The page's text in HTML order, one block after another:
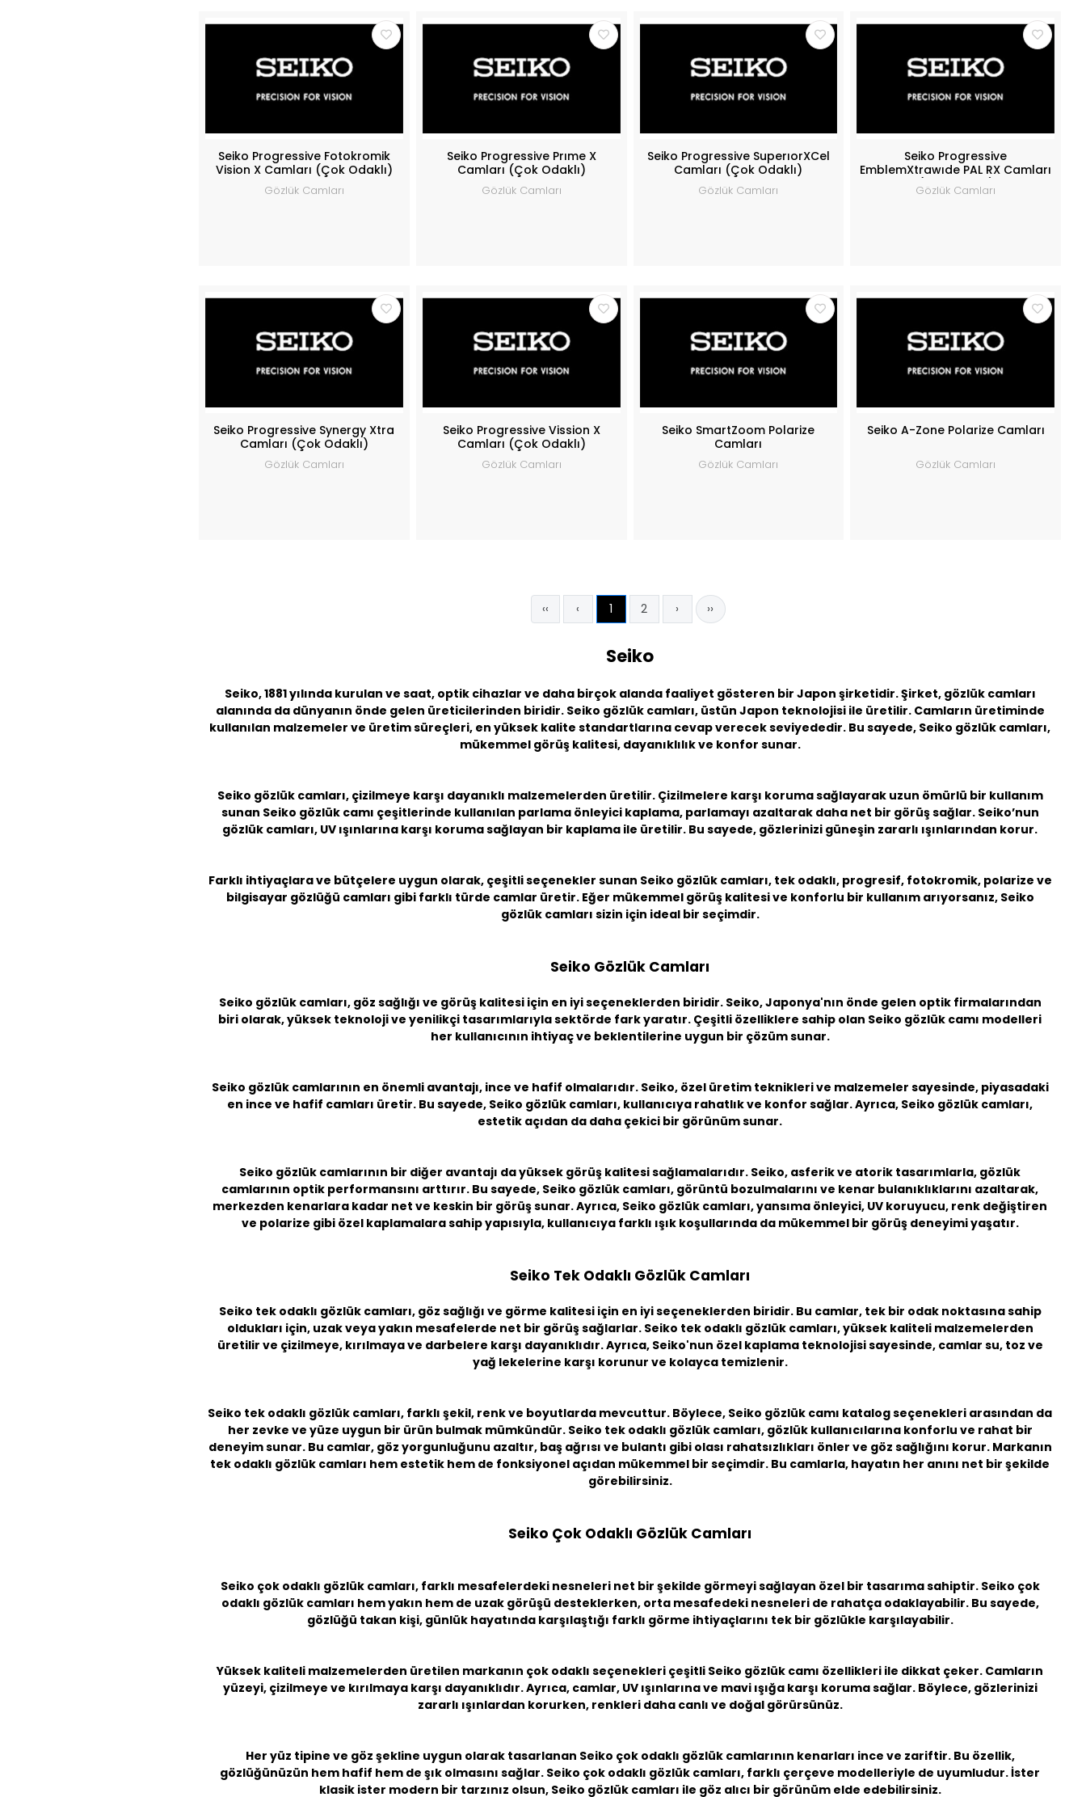
Seiko Progressive Fotokromik
Vision X Camları (Çok Odaklı)
Gözlük Camları
Seiko Progressive Prıme X
Camları (Çok Odaklı)
Gözlük Camları
Seiko Progressive SuperıorXCel
Camları (Çok Odaklı)
Gözlük Camları
Seiko Progressive
EmblemXtrawıde PAL RX Camları
(Çok odaklı)
Gözlük Camları
Seiko Progressive Synergy Xtra
Camları (Çok Odaklı)
Gözlük Camları
Seiko Progressive Vission X
Camları (Çok Odaklı)
Gözlük Camları
Seiko SmartZoom Polarize
Camları
Gözlük Camları
Seiko A-Zone Polarize Camları
Gözlük Camları
‹‹ ‹ 1 2 › ››
Seiko
Seiko, 1881 yılında kurulan ve saat, optik cihazlar ve daha birçok alanda faaliyet gösteren bir Japon şirketidir. Şirket, gözlük camları
alanında da dünyanın önde gelen üreticilerinden biridir. Seiko gözlük camları, üstün Japon teknolojisi ile üretilir. Camların üretiminde
kullanılan malzemeler ve üretim süreçleri, en yüksek kalite standartlarına cevap verecek seviyededir. Bu sayede, Seiko gözlük camları,
mükemmel görüş kalitesi, dayanıklılık ve konfor sunar.
Seiko gözlük camları, çizilmeye karşı dayanıklı malzemelerden üretilir. Çizilmelere karşı koruma sağlayarak uzun ömürlü bir kullanım
sunan Seiko gözlük camı çeşitlerinde kullanılan parlama önleyici kaplama, parlamayı azaltarak daha net bir görüş sağlar. Seiko’nun
gözlük camları, UV ışınlarına karşı koruma sağlayan bir kaplama ile üretilir. Bu sayede, gözlerinizi güneşin zararlı ışınlarından korur.
Farklı ihtiyaçlara ve bütçelere uygun olarak, çeşitli seçenekler sunan Seiko gözlük camları, tek odaklı, progresif, fotokromik, polarize ve
bilgisayar gözlüğü camları gibi farklı türde camlar üretir. Eğer mükemmel görüş kalitesi ve konforlu bir kullanım arıyorsanız, Seiko
gözlük camları sizin için ideal bir seçimdir.
Seiko Gözlük Camları
Seiko gözlük camları, göz sağlığı ve görüş kalitesi için en iyi seçeneklerden biridir. Seiko, Japonya'nın önde gelen optik firmalarından
biri olarak, yüksek teknoloji ve yenilikçi tasarımlarıyla sektörde fark yaratır. Çeşitli özelliklere sahip olan Seiko gözlük camı modelleri
her kullanıcının ihtiyaç ve beklentilerine uygun bir çözüm sunar.
Seiko gözlük camlarının en önemli avantajı, ince ve hafif olmalarıdır. Seiko, özel üretim teknikleri ve malzemeler sayesinde, piyasadaki
en ince ve hafif camları üretir. Bu sayede, Seiko gözlük camları, kullanıcıya rahatlık ve konfor sağlar. Ayrıca, Seiko gözlük camları,
estetik açıdan da daha çekici bir görünüm sunar.
Seiko gözlük camlarının bir diğer avantajı da yüksek görüş kalitesi sağlamalarıdır. Seiko, asferik ve atorik tasarımlarla, gözlük
camlarının optik performansını arttırır. Bu sayede, Seiko gözlük camları, görüntü bozulmalarını ve kenar bulanıklıklarını azaltarak,
merkezden kenarlara kadar net ve keskin bir görüş sunar. Ayrıca, Seiko gözlük camları, yansıma önleyici, UV koruyucu, renk değiştiren
ve polarize gibi özel kaplamalara sahip yapısıyla, kullanıcıya farklı ışık koşullarında da mükemmel bir görüş deneyimi yaşatır.
Seiko Tek Odaklı Gözlük Camları
Seiko tek odaklı gözlük camları, göz sağlığı ve görme kalitesi için en iyi seçeneklerden biridir. Bu camlar, tek bir odak noktasına sahip
oldukları için, uzak veya yakın mesafelerde net bir görüş sağlarlar. Seiko tek odaklı gözlük camları, yüksek kaliteli malzemelerden
üretilir ve çizilmeye, kırılmaya ve darbelere karşı dayanıklıdır. Ayrıca, Seiko'nun özel kaplama teknolojisi sayesinde, camlar su, toz ve
yağ lekelerine karşı korunur ve kolayca temizlenir.
Seiko tek odaklı gözlük camları, farklı şekil, renk ve boyutlarda mevcuttur. Böylece, Seiko gözlük camı katalogseçenekleri arasından da
her zevke ve yüze uygun bir ürün bulmak mümkündür. Seiko tek odaklı gözlük camları, gözlük kullanıcılarına konforlu ve rahat bir
deneyim sunar. Bu camlar, göz yorgunluğunu azaltır, baş ağrısı ve bulantı gibi olası rahatsızlıkları önler ve göz sağlığını korur. Markanın
tek odaklı gözlük camları hem estetik hem de fonksiyonel açıdan mükemmel bir seçimdir. Bu camlarla, hayatın her anını net bir şekilde
görebilirsiniz.
Seiko Çok Odaklı Gözlük Camları
Seiko çok odaklı gözlük camları, farklı mesafelerdeki nesneleri net bir şekilde görmeyi sağlayan özel bir tasarıma sahiptir. Seiko çok
odaklı gözlük camları hem yakın hem de uzak görüşü desteklerken, orta mesafedeki nesneleri de rahatça odaklayabilir. Bu sayede,
gözlüğü takan kişi, günlük hayatında karşılaştığı farklı görme ihtiyaçlarını tek bir gözlükle karşılayabilir.
Yüksek kaliteli malzemelerden üretilen markanın çok odaklı seçenekleri çeşitli Seiko gözlük camı özellikleri ile dikkat çeker. Camların
yüzeyi, çizilmeye ve kırılmaya karşı dayanıklıdır. Ayrıca, camlar, UV ışınlarına ve mavi ışığa karşı koruma sağlar. Böylece, gözlerinizi
zararlı ışınlardan korurken, renkleri daha canlı ve doğal görürsünüz.
Her yüz tipine ve göz şekline uygun olarak tasarlanan Seiko çok odaklı gözlük camlarının kenarları ince ve zariftir. Bu özellik,
gözlüğünüzün hem hafif hem de şık olmasını sağlar. Seiko çok odaklı gözlük camları, farklı çerçeve modelleriyle de uyumludur. İster
klasik ister modern bir tarzınız olsun, Seiko gözlük camları ile göz alıcı bir görünüm elde edebilirsiniz.